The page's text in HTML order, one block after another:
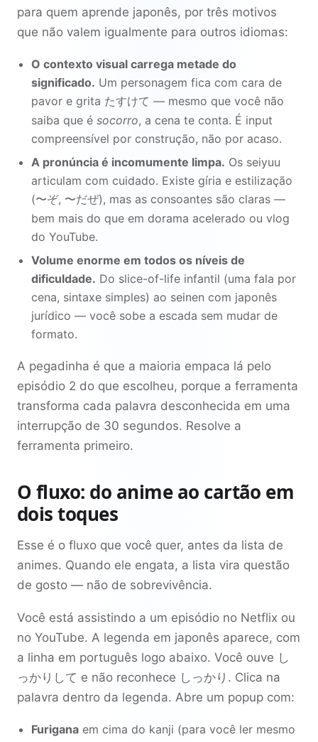
para quem aprende japonês, por três motivos
que não valem igualmente para outros idiomas:
O contexto visual carrega metade do
significado. Um personagem fica com cara de
pavor e grita たすけて — mesmo que você não
saiba que é socorro, a cena te conta. É input
compreensível por construção, não por acaso.
A pronúncia é incomumente limpa. Os seiyuu
articulam com cuidado. Existe gíria e estilização
(〜ぞ, 〜だぜ), mas as consoantes são claras —
bem mais do que em dorama acelerado ou vlog
do YouTube.
Volume enorme em todos os níveis de
dificuldade. Do slice-of-life infantil (uma fala por
cena, sintaxe simples) ao seinen com japonês
jurídico — você sobe a escada sem mudar de
formato.
A pegadinha é que a maioria empaca lá pelo
episódio 2 do que escolheu, porque a ferramenta
transforma cada palavra desconhecida em uma
interrupção de 30 segundos. Resolve a
ferramenta primeiro.
O fluxo: do anime ao cartão em
dois toques
Esse é o fluxo que você quer, antes da lista de
animes. Quando ele engata, a lista vira questão
de gosto — não de sobrevivência.
Você está assistindo a um episódio no Netflix ou
no YouTube. A legenda em japonês aparece, com
a linha em português logo abaixo. Você ouve し
っかりして e não reconhece しっかり . Clica na
palavra dentro da legenda. Abre um popup com:
Furigana em cima do kanji (para você ler mesmo